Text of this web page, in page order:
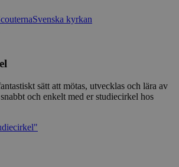
Svenska kyrkan
sätt att mötas, utvecklas och lära av
och enkelt med er studiecirkel hos